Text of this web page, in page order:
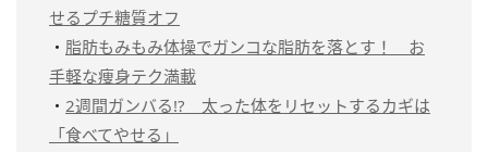
せるプチ糖質オフ
・ 脂肪もみもみ体操でガンコな脂肪を落とす！ お
手軽な痩身テク満載
・ 2週間ガンバる!? 太った体をリセットするカギは
「食べてやせる」